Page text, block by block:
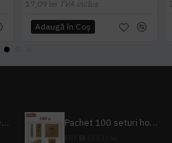
17,09 lei TVA inclus
Adaugă în Coş
Pachet 10 halate, 9+1 gratuit Pachet 100 seturi hoteliere, set dentar, set barbierit, casca de dus, pila unghii, set cusut